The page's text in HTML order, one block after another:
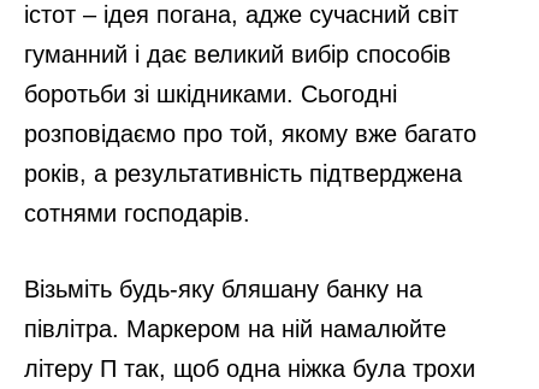
істот – ідея погана, адже сучасний світ
гуманний і дає великий вибір способів
боротьби зі шкідниками. Сьогодні
розповідаємо про той, якому вже багато
років, а результативність підтверджена
сотнями господарів.
Візьміть будь-яку бляшану банку на
півлітра. Маркером на ній намалюйте
літеру П так, щоб одна ніжка була трохи